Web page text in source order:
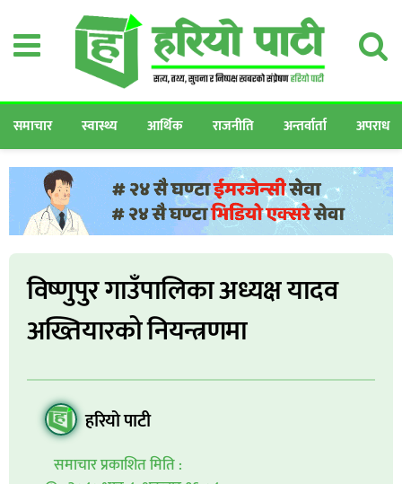
समाचार स्वास्थ्य आर्थिक राजनीति अन्तर्वार्ता अपराध
विष्णुपुर गाउँपालिका अध्यक्ष यादव
अख्तियारको नियन्त्रणमा
हरियो पाटी
समाचार प्रकाशित मिति :